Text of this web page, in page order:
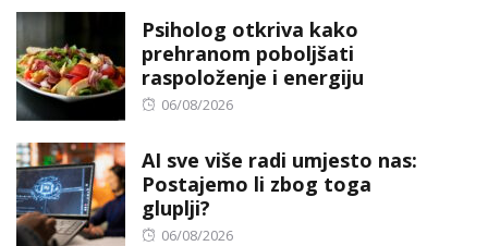
Psiholog otkriva kako
prehranom poboljšati
raspoloženje i energiju
Posted
06/08/2026
AI sve više radi umjesto nas:
Postajemo li zbog toga
gluplji?
Posted
06/08/2026